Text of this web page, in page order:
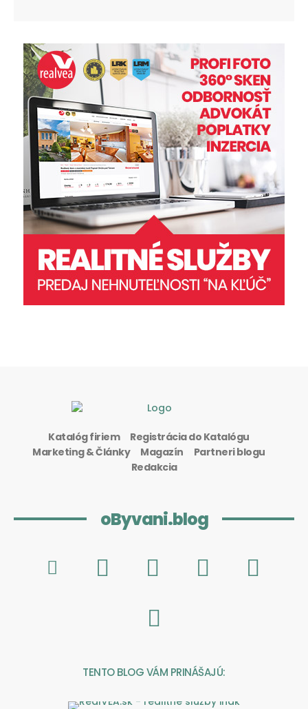
Katalóg firiem
Registrácia do Katalógu
Marketing & Články
Magazín
Partneri blogu
Redakcia
oByvani.blog
TENTO BLOG VÁM PRINÁŠAJÚ: